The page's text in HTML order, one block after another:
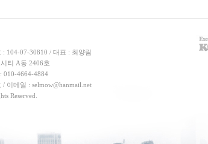
104-07-30810 / 대표 : 최양림
티 A동 2406호
010-4664-4884
/ 이메일 : selmow@hanmail.net
Reserved.